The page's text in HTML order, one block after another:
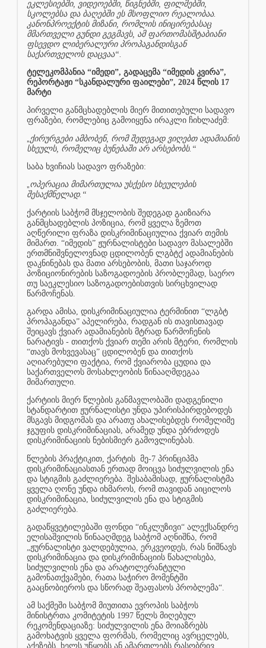
ეკლესიებში, ვიდეოებში, წიგნებში, ფილმებში,
სკოლებსა და ბაღებში ეს მსოფლიო რეალობაა.
კანონპროექტის მიზანი, რომლის ინიცირებასაც
მმართველი გუნდი გეგმავს, ამ ფართომასშტაბიანი
ფსევდო ლიბერალური პროპაგანდისგან
საქართველოს დაცვაა“.
ტელეკომპანია “იმედი”, გადაცემა “იმედის კვირა”,
რეპორტაჟი “სკანდალური ფაილები”, 2024 წლის 17
მარტი
პირველი განმცხადებლის მიერ მითითებული სადავო
ფრაზები, რომლებიც გამოიყენა ირაკლი ჩიხლაძემ:
ქირურგები ამბობენ, რომ შედეგად ვიღებთ ადამიანის
სხეულს, რომელიც ბუნებაში არ არსებობს.“
საბა ხვიჩიას სადავო ფრაზები:
„ოპერაცია მიმართულია უსქესო სხეულების
შესაქმნელად.“
ქარტიის საბჭომ მსჯელობის შედეგად გაიზიარა
განმცხადებლის პოზიცია, რომ ყველა ზემოთ
აღწერილი ფრაზა დისკრიმინაციულია ქვიარ თემის
მიმართ. “იმედის” ჟურნალისტები სადავო მასალებში
ერთმნიშვნელოვნად ცდილობენ ლგბტქ ადამიანების
დაკნინებას და მათი არსებობის, მათი საჯაროდ
პოზიციონირების საზოგადოების პრობლემად, საერო
თუ საეკლესიო საზოგადოებისთვის სირცხვილად
წარმოჩენას.
გარდა ამისა, დისკრიმინაციულია ტერმინით “ლგბტ
პროპაგანდა” აპელირება, რადგან ის თავისთავად
შეიცავს ქვიარ ადამიანების მტრად წარმოჩენის
ნარატივს - თითქოს ქვიარ თემი არის მტერი, რომლის
“თავს მოხვევასაც” ცდილობენ და თითქოს
აღიარებული ფაქტია, რომ ქვიარობა ცუდია და
საქართველოს მოსახლეობის წინააღმდეგაა
მიმართული.
ქარტიის მიერ წლების განმავლობაში დადგენილი
სტანდარტით ჟურნალისტი უნდა უპირისპირდებოდეს
მსგავს მიდგომას და არათუ ახალისებდეს რომელიმე
ჯგუფის დისკრიმინაციას, არამედ უნდა ებრძოდეს
დისკრიმინაციის ნებისმიერ გამოვლინებას.
წლების პრაქტიკით, ქარტის მე-7 პრინციპმა
დისკრიმინაციასთან ერთად მოიცვა სიძულვილის ენა
და სტიგმის გაძლიერება. შესაბამისად, ჟურნალისტმა
ყველა ღონე უნდა იხმაროს, რომ თავიდან აიცილოს
დისკრიმინაცია, სიძულვილის ენა და სტიგმის
გაძლიერება.
გადაწყვეტილებაში ფონდი “ინკლუზივი“ ალექსანდრე
ელისაშვილის წინააღმდეგ საბჭომ აღნიშნა, რომ
„ჟურნალისტი ვალდებულია, ერკვეოდეს, რას ნიშნავს
დისკრიმინაცია და დისკრიმინაციის წახალისება,
სიძულვილის ენა და არატოლერანტული
გამონათქვამები, რათა საჭირო მომენტში
გააცნობიეროს და სწორად შეაფასოს პრობლემა“.
ამ საქმეში საბჭომ მიუთითა ევროპის საბჭოს
მინისტრთა კომიტეტის 1997 წელს მიღებულ
რეკომენდაციაზე: სიძულვილის ენა მოიაზრებს
გამოხატვის ყველა ფორმას, რომელიც ავრცელებს,
აქეზებს, ხელს უწყობს ან ამართლებს რასობრივ